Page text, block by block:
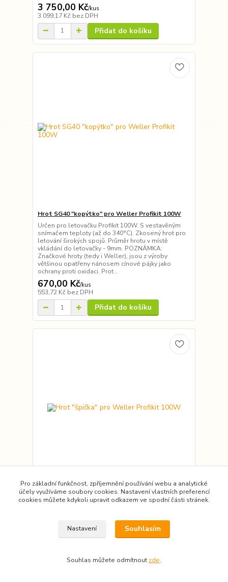
3 750,00 Kč/kus
3 099,17 Kč bez DPH
Přidat do košíku
Hrot SG40 "kopýtko" pro Weller Profikit 100W
Určen pro letovačku Profikit 100W. S vestavěným
snímačem teploty (až do 340°C). Zkosený hrot pro
letování širokých spojů. Průměr hrotu v místě
vkládání do letovačky - 9mm. POZNÁMKA:
Značkové hroty (tedy i Weller), jsou z výroby
většinou opatřeny nánosem cínové pájky jako
ochrany proti oxidaci. Prot...
670,00 Kč/kus
553,72 Kč bez DPH
Přidat do košíku
Hrot "špička" pro Weller Profikit 100W
Určen pro letovačku Profikit 100W. Hrot ve tvaru
Vhodý pro letování šperků (ideální pro bezolovnaté
pájení). Průměr hrotu v místě vkládání do letovačky
- 9mm. POZNÁMKA: Značkové hroty (tedy i Weller),
560,00 Kč/kus
Pro základní funkčnost, zpříjemnění používání webu a analytické
účely využíváme soubory cookies. Nastavení vlastních preferencí
cookies můžete kdykoli upravit odkazem ve spodní části stránek.
Nastavení Souhlasím
Souhlas můžete odmítnout zde.